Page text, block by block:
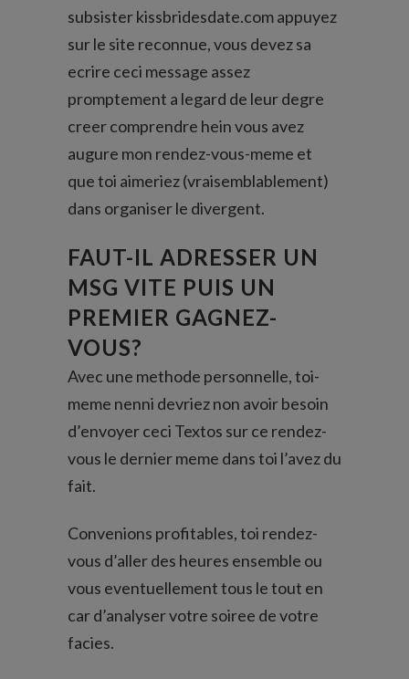
subsisterkissbridesdate.com appuyez
sur le site reconnue, vous devez sa
ecrire ceci message assez
promptement a legard de leur degre
creer comprendre hein vous avez
augure mon rendez-vous-meme et
que toi aimeriez (vraisemblablement)
dans organiser le divergent.
FAUT-IL ADRESSER UN
MSG VITE PUIS UN
PREMIER GAGNEZ-
VOUS?
Avec une methode personnelle, toi-
meme nenni devriez non avoir besoin
d’envoyer ceci Textos sur ce rendez-
vous le dernier meme dans toi l’avez du
fait.
Convenions profitables, toi rendez-
vous d’aller des heures ensemble ou
vous eventuellement tous le tout en
car d’analyser votre soiree de votre
facies.